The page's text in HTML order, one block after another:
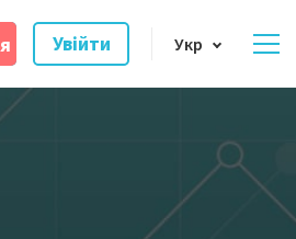
Увійти Укр